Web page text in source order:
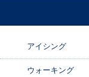
アイシング
ウォーキング